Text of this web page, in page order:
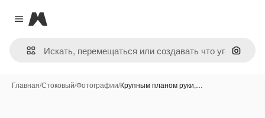
Close menu
Magnific
Поиск
Главная/Стоковый/Фотографии/Крупным планом руки,…